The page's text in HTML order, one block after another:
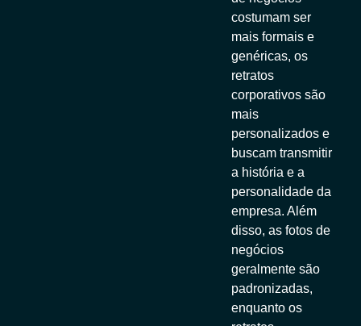
costumam ser
mais formais e
genéricas, os
retratos
corporativos são
mais
personalizados e
buscam transmitir
a história e a
personalidade da
empresa. Além
disso, as fotos de
negócios
geralmente são
padronizadas,
enquanto os